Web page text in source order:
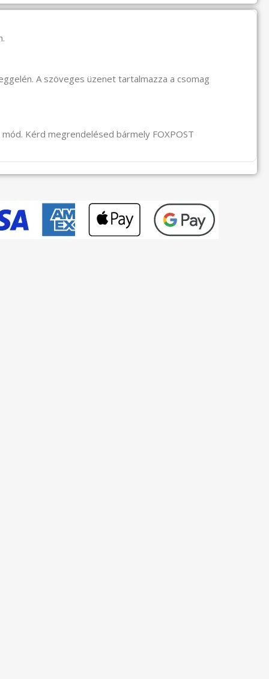
A szöveges üzenet tartalmazza a csomag
Kérd megrendelésed bármely FOXPOST